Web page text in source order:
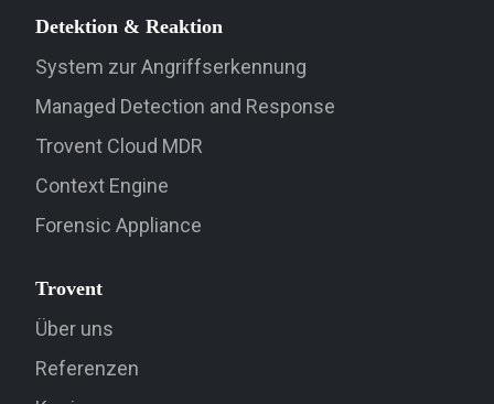
Detektion & Reaktion
System zur Angriffserkennung
Managed Detection and Response
Trovent Cloud MDR
Context Engine
Forensic Appliance
Trovent
Über uns
Referenzen